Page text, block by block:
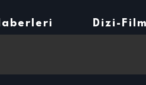
Dizi-